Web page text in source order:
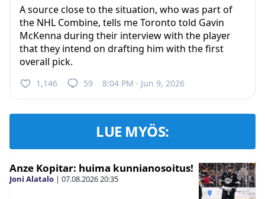
A source close to the situation, who was part of
the NHL Combine, tells me Toronto told Gavin
McKenna during their interview with the player
that they intend on drafting him with the first
overall pick.
1,146 59 8:04 PM · Jun 9, 2026
LUE MYÖS:
Anze Kopitar: huima kunnianosoitus!
Joni Alatalo | 07.08.202620:35